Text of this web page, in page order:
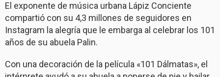
El exponente de música urbana Lápiz Conciente
compartió con su 4,3 millones de seguidores en
Instagram la alegría que le embarga al celebrar los 101
años de su abuela Palin.
Con una decoración de la película «101 Dálmatas», el